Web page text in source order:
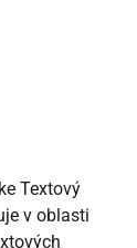
Textový
v oblasti